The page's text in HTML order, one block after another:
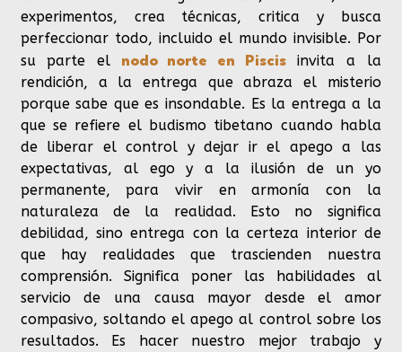
experimentos, crea técnicas, critica y busca
perfeccionar todo, incluido el mundo invisible. Por
su parte el
nodo norte en Piscis
invita a la
rendición, a la entrega que abraza el misterio
porque sabe que es insondable. Es la entrega a la
que se refiere el budismo tibetano cuando habla
de liberar el control y dejar ir el apego a las
expectativas, al ego y a la ilusión de un yo
permanente, para vivir en armonía con la
naturaleza de la realidad. Esto no significa
debilidad, sino entrega con la certeza interior de
que hay realidades que trascienden nuestra
comprensión. Significa poner las habilidades al
servicio de una causa mayor desde el amor
compasivo, soltando el apego al control sobre los
resultados. Es hacer nuestro mejor trabajo y